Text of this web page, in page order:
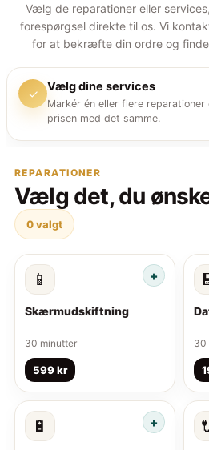
Vælg de reparationer eller
forespørgsel direkte til os. Vi
for at bekræfte din ordre og
✓ Vælg dine services
Markér én eller flere reparationer
prisen med det samme.
REPARATIONER
Vælg det, du
0valgt
📱
Skærmudskiftning
30 minutter
599 kr
30
🔋